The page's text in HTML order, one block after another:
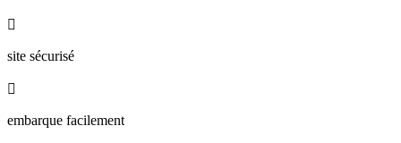

site sécurisé

embarque facilement